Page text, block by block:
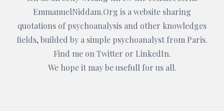
EmmanuelNiddam.Org is a website sharing
quotations of psychoanalysis and other knowledges
fields, builded by a simple psychoanalyst from Paris.
Find me on Twitter or LinkedIn.
We hope it may be usefull for us all.